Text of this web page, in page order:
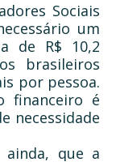
Sociais
um
de R$ 10,2
brasileiros
por pessoa.
financeiro é
necessidade
ainda, que a